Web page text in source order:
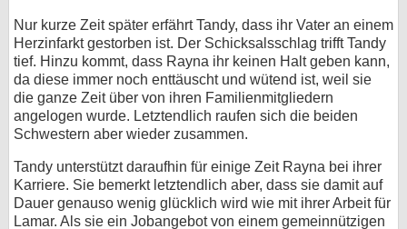
Nur kurze Zeit später erfährt Tandy, dass ihr Vater an einem
Herzinfarkt gestorben ist. Der Schicksalsschlag trifft Tandy
tief. Hinzu kommt, dass Rayna ihr keinen Halt geben kann,
da diese immer noch enttäuscht und wütend ist, weil sie
die ganze Zeit über von ihren Familienmitgliedern
angelogen wurde. Letztendlich raufen sich die beiden
Schwestern aber wieder zusammen.
Tandy unterstützt daraufhin für einige Zeit Rayna bei ihrer
Karriere. Sie bemerkt letztendlich aber, dass sie damit auf
Dauer genauso wenig glücklich wird wie mit ihrer Arbeit für
Lamar. Als sie ein Jobangebot von einem gemeinnützigen